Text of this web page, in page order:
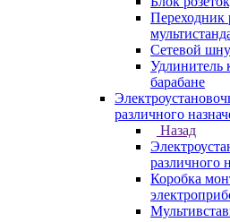
Переходник
Сетевой
Удлинитель
барабане
различного
Назад
различного
Коробка